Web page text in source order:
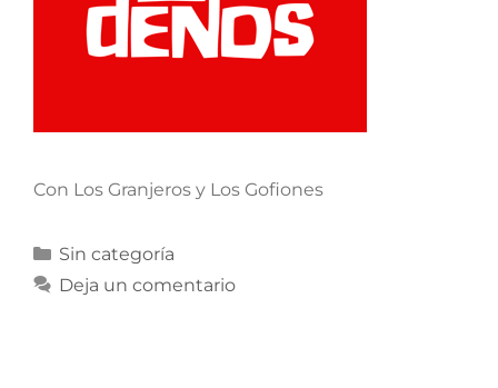
Con Los Granjeros y Los Gofiones
Sin categoría
Deja un comentario